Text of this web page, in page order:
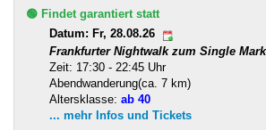
🟢 Findet garantiert statt
Datum: Fr, 28.08.26
Frankfurter Nightwalk zum Single
Zeit: 17:30 - 22:45 Uhr
Abendwanderung(ca. 7 km)
Altersklasse: ab 40
... mehr Infos und Tickets